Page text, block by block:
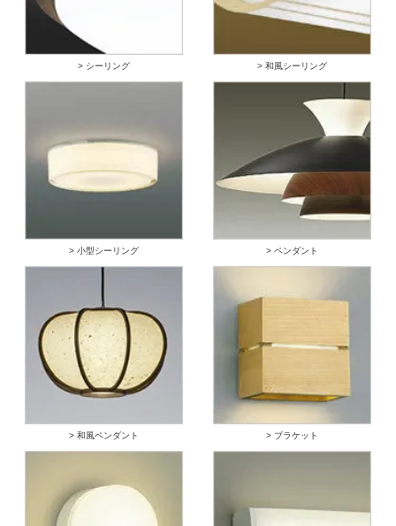
> シーリング > 和風シーリング
> 小型シーリング > ペンダント
> 和風ペンダント > ブラケット